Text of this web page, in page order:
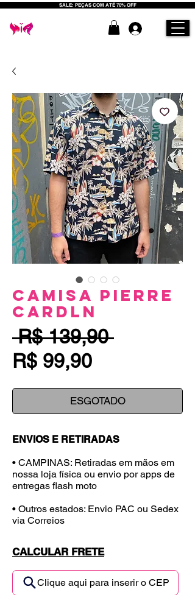
SALE: PEÇAS COM ATÉ 70% OFF
Camisa Pierre
Cardln
R$ 139,90 Preço
R$ 99,90Preço
promocional
ESGOTADO
ENVIOS E RETIRADAS
• CAMPINAS: Retiradas em mãos em
nossa loja física ou envio por apps de
entregas flash moto
• Outros estados: Envio PAC ou Sedex
via Correios
CALCULAR FRETE
Clique aqui para inserir o CEP